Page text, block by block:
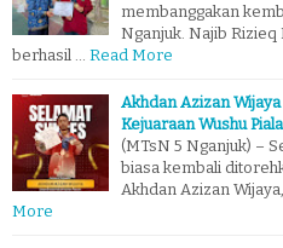
membanggakan
Nganjuk. Najib Rizieq
berhasil … Read More
Akhdan Azizan
Kejuaraan Wushu
(MTsN 5 Nganjuk) –
biasa kembali
Akhdan Azizan
More